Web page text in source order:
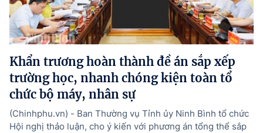
Khẩn trương hoàn thành đề án sắp xếp
trường học, nhanh chóng kiện toàn tổ
chức bộ máy, nhân sự
(Chinhphu.vn) - Ban Thường vụ Tỉnh ủy Ninh Bình tổ chức
Hội nghị thảo luận, cho ý kiến với phương án tổng thể sắp